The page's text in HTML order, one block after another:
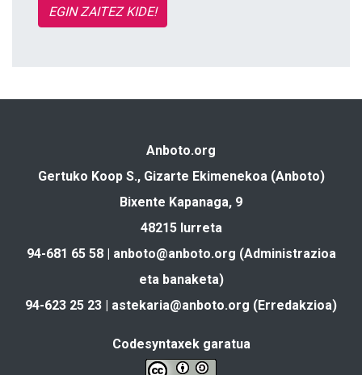
EGIN ZAITEZ KIDE!
Anboto.org
Gertuko Koop S., Gizarte Ekimenekoa (Anboto)
Bixente Kapanaga, 9
48215 Iurreta
94-681 65 58 | anboto@anboto.org (Administrazioa
eta banaketa)
94-623 25 23 | astekaria@anboto.org (Erredakzioa)
Codesyntaxek garatua